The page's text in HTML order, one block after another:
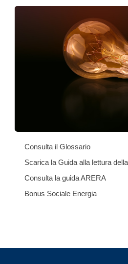
Consulta il Glossario
Scarica la Guida alla lettura
Consulta la guida ARERA
Bonus Sociale Energia